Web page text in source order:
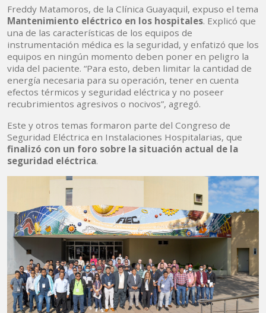
Freddy Matamoros, de la Clínica Guayaquil, expuso el tema
Mantenimiento eléctrico en los hospitales. Explicó que
una de las características de los equipos de
instrumentación médica es la seguridad, y enfatizó que los
equipos en ningún momento deben poner en peligro la
vida del paciente. “Para esto, deben limitar la cantidad de
energía necesaria para su operación, tener en cuenta
efectos térmicos y seguridad eléctrica y no poseer
recubrimientos agresivos o nocivos”, agregó.
Este y otros temas formaron parte del Congreso de
Seguridad Eléctrica en Instalaciones Hospitalarias, que
finalizó con un foro sobre la situación actual de la
seguridad eléctrica.